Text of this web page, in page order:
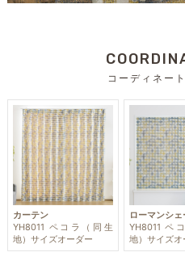
コーディネー
カーテン
YH8011 ペコラ（同生
地）サイズオーダー
ローマンシェ
YH8011 ペ
地）サイズオ